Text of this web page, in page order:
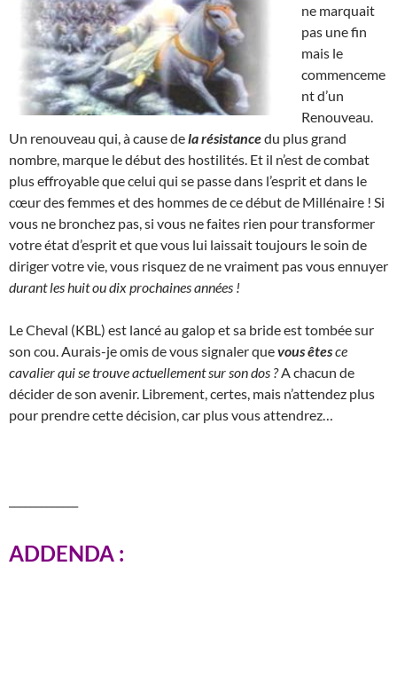
ne marquait
pas une fin
mais le
commenceme
nt d’un
Renouveau.
Un renouveau qui, à cause dela résistancedu plus grand
nombre, marque le début des hostilités. Et il n’est de combat
plus effroyable que celui qui se passe dans l’esprit et dans le
cœur des femmes et des hommes de ce début de Millénaire ! Si
vous ne bronchez pas, si vous ne faites rien pour transformer
votre état d’esprit et que vous lui laissait toujours le soin de
diriger votre vie, vous risquez de ne vraiment pas vous ennuyer
durant les huit ou dix prochaines années !
Le Cheval (KBL) est lancé au galop et sa bride est tombée sur
son cou. Aurais-je omis de vous signaler quevous êtesce
cavalier qui se trouve actuellement sur son dos ?A chacun de
décider de son avenir. Librement, certes, mais n’attendez plus
pour prendre cette décision, car plus vous attendrez…
ADDENDA :